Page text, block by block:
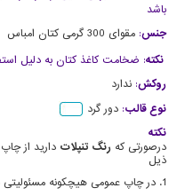
باشد
جنس: مقوای 300 گرمی کتان امباس
نکته: ضخامت کاغذ کتان به دلیل
روکش: ندارد
نوع قالب: دور گرد
نکته
درصورتی که رنگ تنپلات دارید از
ذیل
1. در چاپ عمومی هیچکونه مسئولیتی در